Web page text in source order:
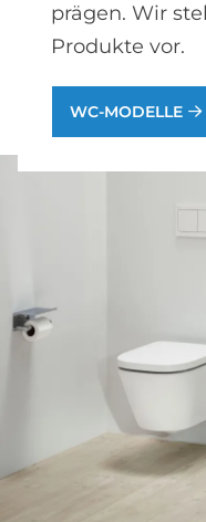
prägen. Wir
Produkte vor.
WC-MODELLE